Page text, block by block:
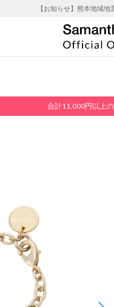
【お知らせ】熊本地域
合計11,000円以上